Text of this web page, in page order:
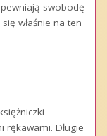
swobodę
właśnie na ten
rękawami. Długie